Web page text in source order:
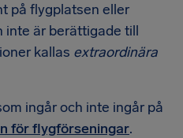
på flygplatsen eller
inte är berättigade till
kallas extraordinära
ingår och inte ingår på
för flygförseningar.